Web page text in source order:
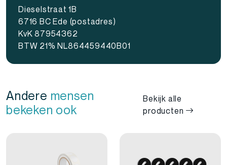
Dieselstraat 1B
6716 BC Ede (postadres)
KvK 87954362
BTW 21% NL864459440B01
Andere mensen
bekeken ook
Bekijk alle
producten